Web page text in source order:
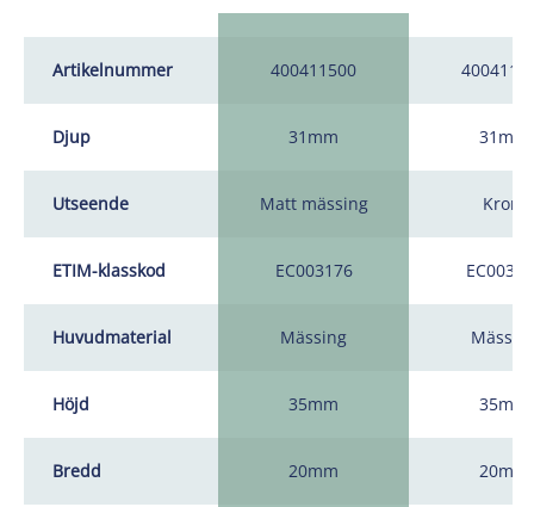
Artikelnummer
Djup
Utseende
ETIM-klasskod
Huvudmaterial
Höjd
Bredd
400411500
31mm
Matt mässing
EC003176
Mässing
35mm
20mm
31mm
Krom
35mm
20mm